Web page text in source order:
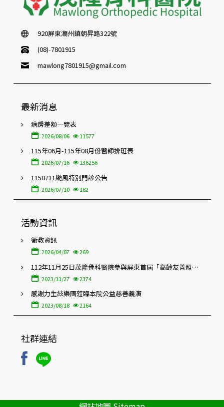
920屏東潮州鎮朝昇路322號
(08)-7801915
mawlong7801915@gmail.com
最新消息
病房差額一覽表
2026/08/06 11577
115年06月-115年08月份醫師排班表
2026/07/16 136256
1150711颱風特別門診公告
2026/07/10 182
活動資訊
衛教資訊
2026/04/07 269
112年11月25日茂隆骨科醫院參與屏東首屆「高齡友善照護
暨在地特色醫療博覽會」
2023/11/27 2374
感謝力生絃樂團蒞臨本院公益慈善義演
2023/08/18 2164
社群連結